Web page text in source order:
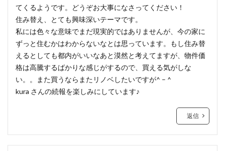
てくるようです。どうぞお大事になさってください！
住み替え、とても興味深いテーマです。
私には色々な意味でまだ現実的ではありませんが、今の家に
ずっと住むかはわからないなとは思っています。もし住み替
えるとしても都内がいいなあと漠然と考えてますが、物件価
格は高騰するばかりな感じがするので、買える気がしな
い。。また買うならまたリノベしたいですが^ – ^
kura さんの続報を楽しみにしています♪
返信